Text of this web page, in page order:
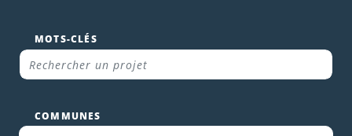
MOTS-CLÉS
COMMUNES